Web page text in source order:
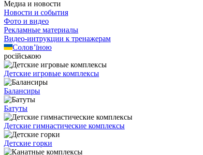
Медиа и новости
Новости и события
Фото и видео
Рекламные материалы
Видео-интрукции к тренажерам
Солов’їною
російською
Детские игровые комплексы
Балансиры
Батуты
Детские гимнастические комплексы
Детские горки